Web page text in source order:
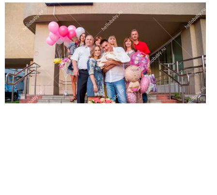
Его телефон:*
Подтверждаю свое согласие на обработку персональных
данных в соответствии
Политикой конфиденциальности